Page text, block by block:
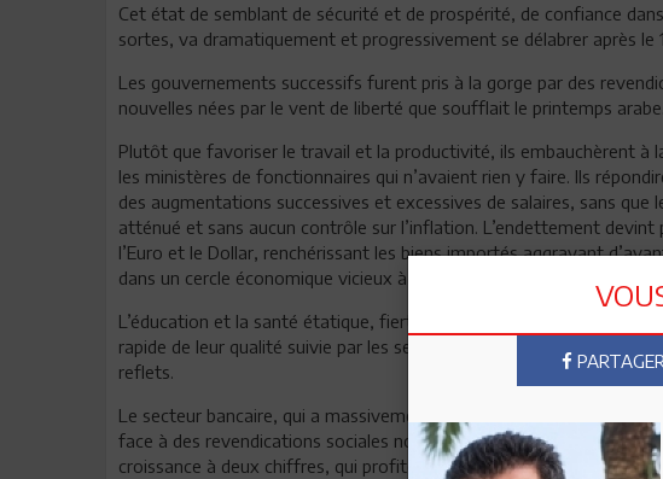
Cet état de semblant de sécurité et de prospérité, de confiance
sortes, va dramatiquement et progressivement se délabrer après le
Les gouvernements successifs furent pris à la gorge par des
nouvelles nées par le vent de liberté que soufflait le printemps arabe.
Plutôt que favoriser le travail et la productivité, ils embauchèrent à
les ministères de fonctionnaires qui n’avaient rien y faire. Ils
des augmentations successives et excessives de salaires, sans
atténué et sans aucun contrôle sur l’inflation. L’endettement
l’Euro et le Dollar, renchérissant les biens importés aggravant
dans un cercle économique vicieux à l’image d’un système de Ponzi.
L’éducation et la santé étatique, fierté de l’ère Bourguibienne, s’en
rapide de leur qualité suivie par les services de transports dont le
reflets.
Le secteur bancaire, qui a massivement misé sur la déchéance de
face à des revendications sociales non moins erratiques, en sort
croissance à deux chiffres, qui profite avant tout à leurs gros
PARTAGER